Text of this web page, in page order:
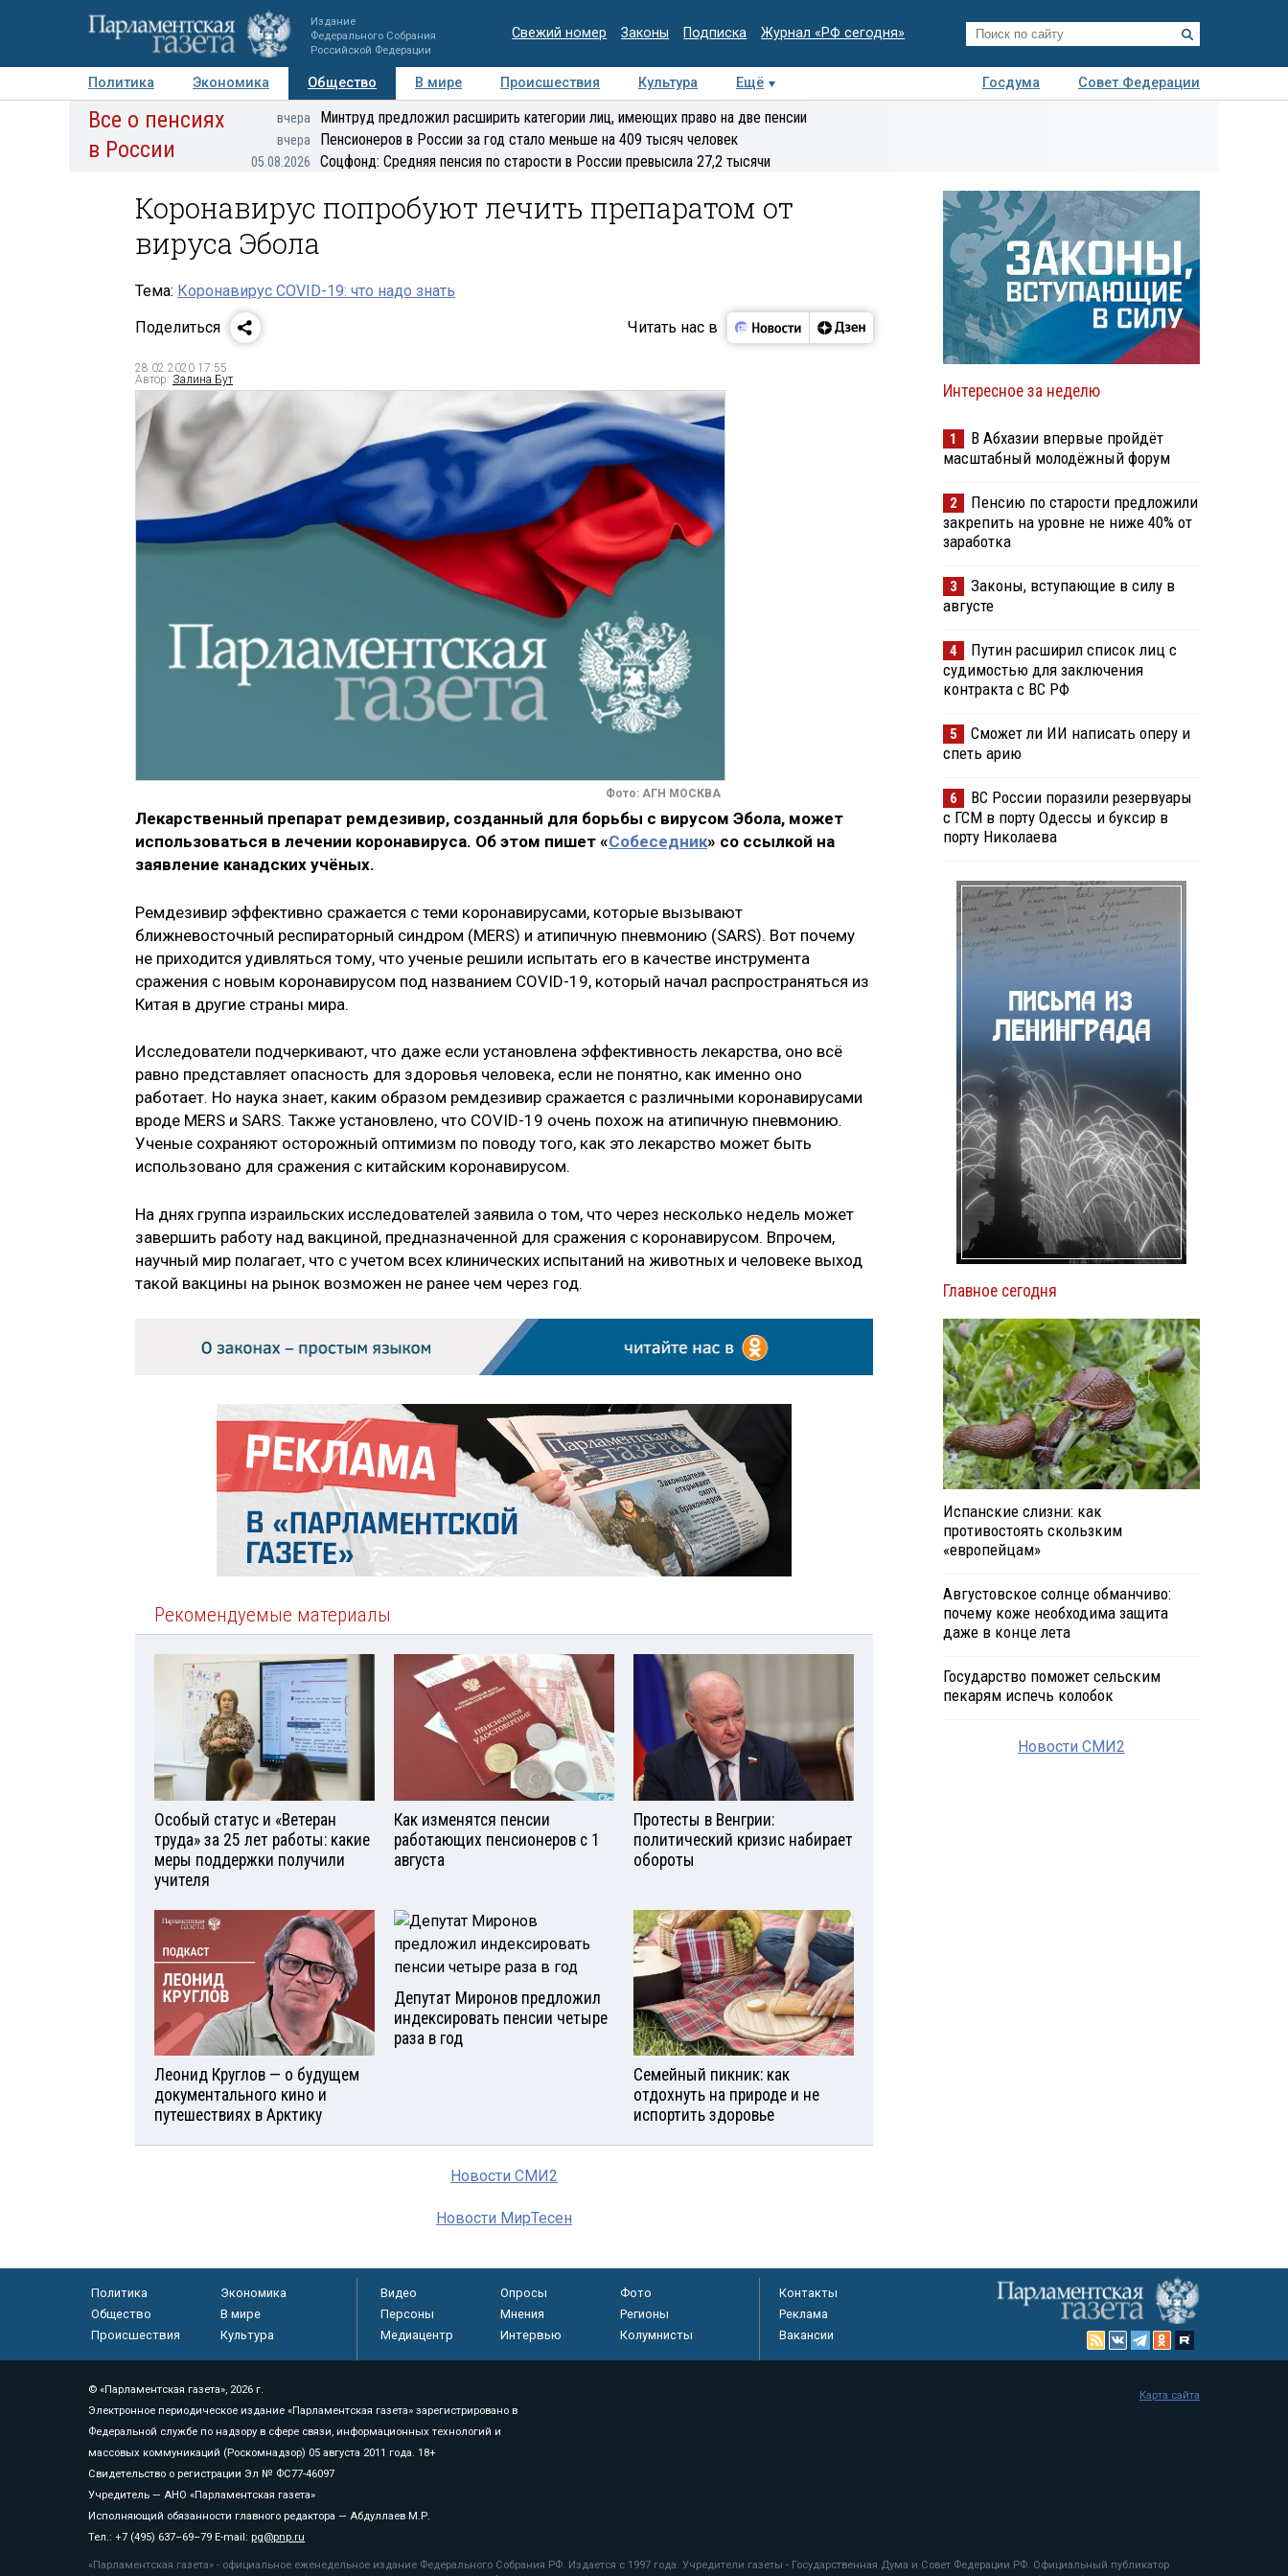
Издание
Федерального Собрания
Российской Федерации
Свежий номер Законы Подписка Журнал «РФ сегодня»
Политика Экономика Общество В мире Происшествия Культура Ещё Госдума
Совет Федерации
Авторы Персоны Мнения Регионы Медиацентр Интервью Колумнисты
Деловая
Все о пенсиях
в России
вчера Минтруд предложил расширить категории лиц, имеющих право на две пенсии
вчера Пенсионеров в России за год стало меньше на 409 тысяч человек
05.08.2026 Соцфонд: Средняя пенсия по старости в России превысила 27,2 тысячи
Коронавирус попробуют лечить препаратом от
вируса Эбола
Тема: Коронавирус COVID-19: что надо знать
Поделиться
Читать нас в
28.02.2020 17:55
Автор: Залина Бут
Фото: АГН МОСКВА
Лекарственный препарат ремдезивир, созданный для борьбы с вирусом Эбола, может
использоваться в лечении коронавируса. Об этом пишет «Собеседник» со ссылкой на
заявление канадских учёных.
Ремдезивир эффективно сражается с теми коронавирусами, которые вызывают
ближневосточный респираторный синдром (MERS) и атипичную пневмонию (SARS). Вот почему
не приходится удивляться тому, что ученые решили испытать его в качестве инструмента
сражения с новым коронавирусом под названием COVID-19, который начал распространяться из
Китая в другие страны мира.
Исследователи подчеркивают, что даже если установлена эффективность лекарства, оно всё
равно представляет опасность для здоровья человека, если не понятно, как именно оно
работает. Но наука знает, каким образом ремдезивир сражается с различными коронавирусами
вроде MERS и SARS. Также установлено, что COVID-19 очень похож на атипичную пневмонию.
Ученые сохраняют осторожный оптимизм по поводу того, как это лекарство может быть
использовано для сражения с китайским коронавирусом.
На днях группа израильских исследователей заявила о том, что через несколько недель может
завершить работу над вакциной, предназначенной для сражения с коронавирусом. Впрочем,
научный мир полагает, что с учетом всех клинических испытаний на животных и человеке выход
такой вакцины на рынок возможен не ранее чем через год.
Рекомендуемые материалы
Особый статус и «Ветеран
труда» за 25 лет работы: какие
меры поддержки получили
учителя
Как изменятся пенсии
работающих пенсионеров с 1
августа
Протесты в Венгрии:
политический кризис набирает
обороты
Леонид Круглов — о будущем
документального кино и
путешествиях в Арктику
Депутат Миронов предложил
индексировать пенсии четыре
раза в год
Семейный пикник: как
отдохнуть на природе и не
испортить здоровье
Новости СМИ2
Новости МирТесен
Интересное за неделю
1
В Абхазии впервые пройдёт
масштабный молодёжный форум
2
Пенсию по старости предложили
закрепить на уровне не ниже 40% от
заработка
3
Законы, вступающие в силу в
августе
4
Путин расширил список лиц с
судимостью для заключения
контракта с ВС РФ
5
Сможет ли ИИ написать оперу и
спеть арию
6
ВС России поразили резервуары
с ГСМ в порту Одессы и буксир в
порту Николаева
Главное сегодня
Испанские слизни: как
противостоять скользким
«европейцам»
Августовское солнце обманчиво:
почему коже необходима защита
даже в конце лета
Государство поможет сельским
пекарям испечь колобок
Новости СМИ2
Политика
Экономика
Общество
В мире
Происшествия
Культура
Видео Опросы
Фото
Персоны
Мнения
Регионы
Медиацентр
Интервью Колумнисты
Контакты
Реклама
Вакансии
© «Парламентская газета», 2026 г.
Электронное периодическое издание «Парламентская газета» зарегистрировано в
Федеральной службе по надзору в сфере связи, информационных технологий и
массовых коммуникаций (Роскомнадзор) 05 августа 2011 года. 18+
Свидетельство о регистрации Эл № ФС77-46097
Учредитель — АНО «Парламентская газета»
Исполняющий обязанности главного редактора — Абдуллаев М.Р.
Тел.: +7 (495) 637–69–79 E-mail: pg@pnp.ru
«Парламентская газета» - официальное еженедельное издание Федерального Собрания РФ. Издается с 1997 года. Учредители газеты - Государственная Дума и Совет Федерации РФ. Официальный публикатор
Карта сайта